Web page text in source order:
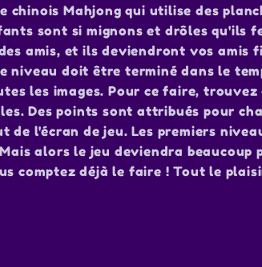
chinois Mahjong qui utilise des
sont si mignons et drôles qu'ils
amis, et ils deviendront vos amis
niveau doit être terminé dans le
les images. Pour ce faire, trouvez
Des points sont attribués pour
l'écran de jeu. Les premiers
alors le jeu deviendra beaucoup
comptez déjà le faire ! Tout le